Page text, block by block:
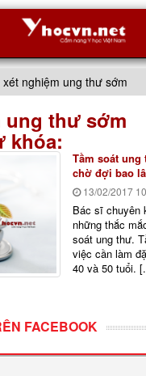
xét nghiệm ung thư sớm
ung thư sớm
khóa:
Tầm soát
chờ đợi bao
13/02/2017
Bác sĩ chuyên
những thắc
soát ung thư.
việc cần làm
40 và 50 tuổi.
FACEBOOK